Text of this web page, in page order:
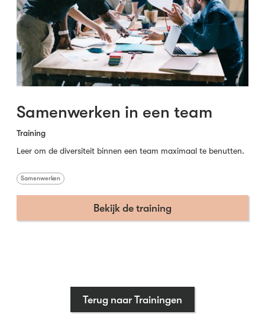
Samenwerken in een team
Training
Leer om de diversiteit binnen een team maximaal te benutten.
Samenwerken
Bekijk de training
Terug naar Trainingen